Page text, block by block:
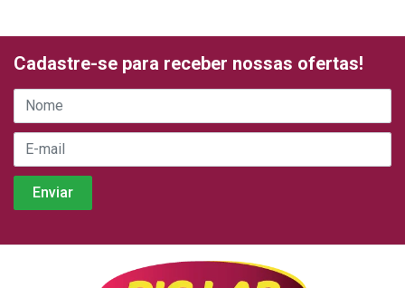
Cadastre-se para receber nossas ofertas!